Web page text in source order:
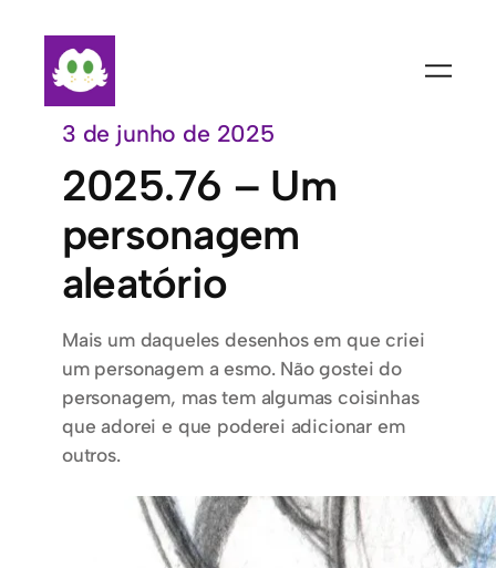
conteúdo
3 de junho de 2025
2025.76 – Um
personagem
aleatório
Mais um daqueles desenhos em que criei
um personagem a esmo. Não gostei do
personagem, mas tem algumas coisinhas
que adorei e que poderei adicionar em
outros.